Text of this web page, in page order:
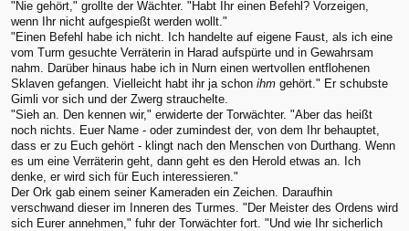
"Nie gehört," grollte der Wächter. "Habt Ihr einen Befehl? Vorzeigen,
wenn Ihr nicht aufgespießt werden wollt."
"Einen Befehl habe ich nicht. Ich handelte auf eigene Faust, als ich eine
vom Turm gesuchte Verräterin in Harad aufspürte und in Gewahrsam
nahm. Darüber hinaus habe ich in Nurn einen wertvollen entflohenen
Sklaven gefangen. Vielleicht habt ihr ja schon ihm gehört." Er schubste
Gimli vor sich und der Zwerg strauchelte.
"Sieh an. Den kennen wir," erwiderte der Torwächter. "Aber das heißt
noch nichts. Euer Name - oder zumindest der, von dem Ihr behauptet,
dass er zu Euch gehört - klingt nach den Menschen von Durthang. Wenn
es um eine Verräterin geht, dann geht es den Herold etwas an. Ich
denke, er wird sich für Euch interessieren."
Der Ork gab einem seiner Kameraden ein Zeichen. Daraufhin
verschwand dieser im Inneren des Turmes. "Der Meister des Ordens wird
sich Eurer annehmen," fuhr der Torwächter fort. "Und wie Ihr sicherlich